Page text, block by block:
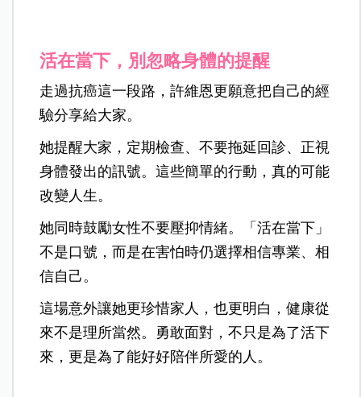
活在當下，別忽略身體的提醒
走過抗癌這一段路，許維恩更願意把自己的經
驗分享給大家。
她提醒大家，定期檢查、不要拖延回診、正視
身體發出的訊號。這些簡單的行動，真的可能
改變人生。
她同時鼓勵女性不要壓抑情緒。「活在當下」
不是口號，而是在害怕時仍選擇相信專業、相
信自己。
這場意外讓她更珍惜家人，也更明白，健康從
來不是理所當然。勇敢面對，不只是為了活下
來，更是為了能好好陪伴所愛的人。